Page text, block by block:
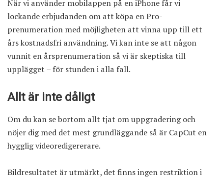
När vi använder mobilappen på en iPhone får vi
lockande erbjudanden om att köpa en Pro-
prenumeration med möjligheten att vinna upp till ett
års kostnadsfri användning. Vi kan inte se att någon
vunnit en årsprenumeration så vi är skeptiska till
upplägget – för stunden i alla fall.
Allt är inte dåligt
Om du kan se bortom allt tjat om uppgradering och
nöjer dig med det mest grundläggande så är CapCut en
hygglig videoredigererare.
Bildresultatet är utmärkt, det finns ingen restriktion i